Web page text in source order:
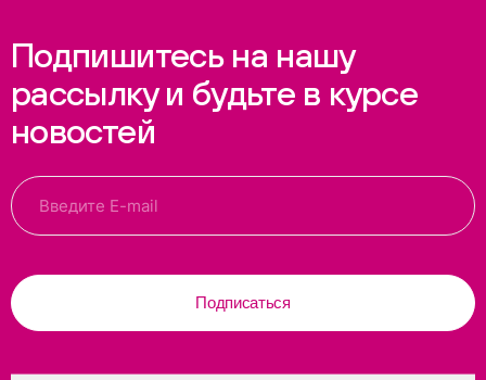
Подпишитесь на нашу
рассылку и будьте в курсе
новостей
Подписаться